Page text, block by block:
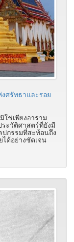
ศรัทธาและรอย
ช่เพียงอาราม
ะวัติศาสตร์ที่ยังมี
กรรมที่สะท้อนถึง
ด้อย่างชัดเจน